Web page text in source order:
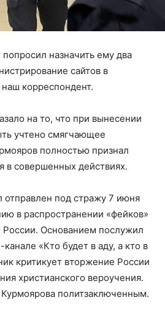
назначить ему два
сайтов в
корреспондент.
на то, что при вынесении
учтено смягчающее
полностью признал
в совершенных действиях.
под стражу 7 июня
в распространении «фейков»
Основанием послужил
«Кто будет в аду, а кто в
критикует вторжение России
христианского вероучения.
политзаключенным.